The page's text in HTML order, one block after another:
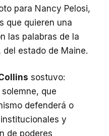
para Nancy Pelosi,
que quieren una
las palabras de la
del estado de Maine.
sostuvo:
que
defenderá o
y
de poderes